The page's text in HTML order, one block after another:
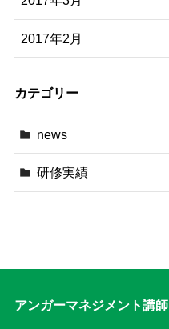
2017年2月
カテゴリー
news
研修実績
アンガーマネジメント講師